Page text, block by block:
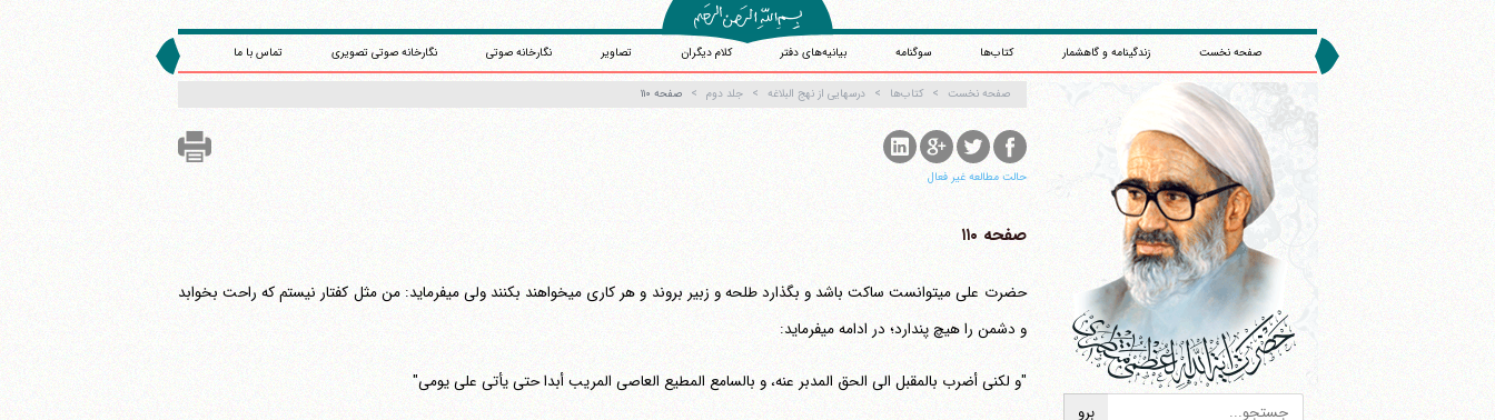
صفحه نخست زندگینامه و گاهشمار کتاب‌ها سوگنامه بیانیه‌های دفتر کلام دیگران تصاویر نگارخانه صوتی نگارخانه صوتی تصویری تماس با ما
صفحه نخست کتاب‌ها درسهایی از نهج البلاغه جلد دوم صفحه ۱۱۰
حالت مطالعه غیر فعال
صفحه ۱۱۰
حضرت علی می‎توانست ساکت باشد و بگذارد طلحه و زبیر بروند و هر کاری می‎خواهند بکنند ولی می‎فرماید: من مثل کفتار نیستم که راحت بخوابد
و دشمن را هیچ پندارد؛ در ادامه می‎فرماید:
"و لکنی أضرب بالمقبل الی الحق المدبر عنه، و بالسامع المطیع العاصی المریب أبدا حتی یأتی علی یومی"